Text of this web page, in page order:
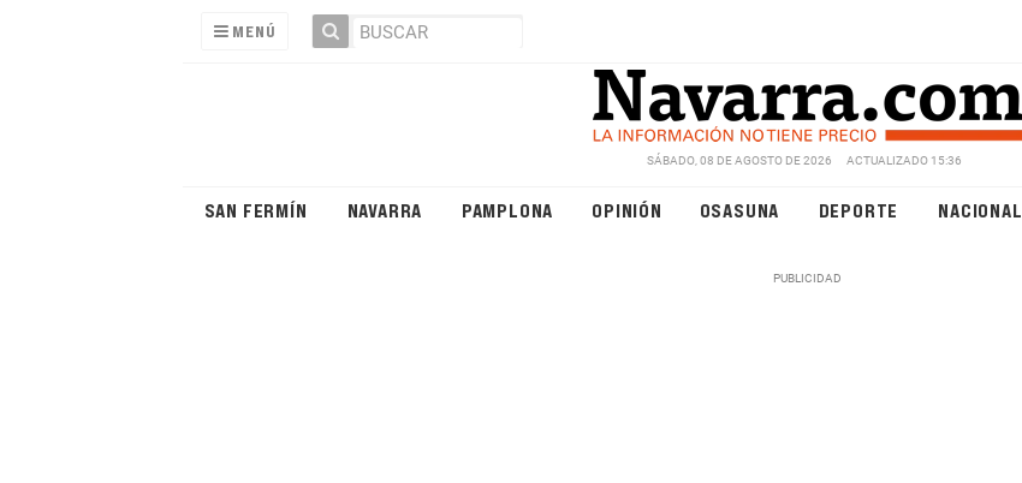
MENÚ
SÁBADO, 08 DE AGOSTO DE 2026 ACTUALIZADO 15:36
SAN FERMÍN NAVARRA PAMPLONA OPINIÓN OSASUNA DEPORTE NACIONAL